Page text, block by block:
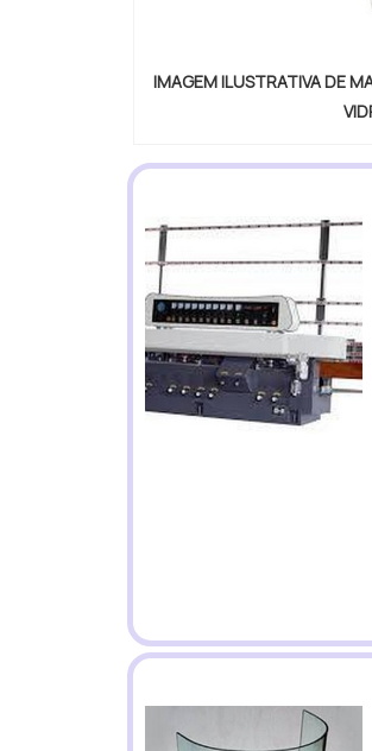
IMAGEM ILUSTRATIVA DE